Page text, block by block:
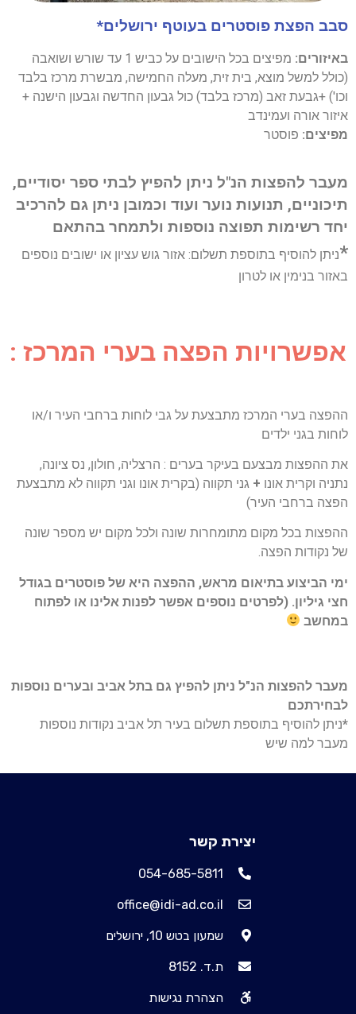
סבב הפצת פוסטרים בעוטף ירושלים*
באיזורים:
מפיצים בכל הישובים על כביש 1 עד שורש ושואבה
(כולל למשל מוצא, בית זית, מעלה החמישה, מבשרת מרכז בלבד
וכו') +גבעת זאב (מרכז בלבד) כול גבעון החדשה וגבעון הישנה +
איזור אורה ועמינדב
מפיצים: פוסטר
מעבר להפצות הנ"ל ניתן להפיץ לבתי ספר יסודיים,
תיכוניים, תנועות נוער ועוד וכמובן ניתן גם להרכיב
יחד רשימות תפוצה נוספות ולתמחר בהתאם
*ניתן להוסיף בתוספת תשלום: אזור גוש עציון או ישובים נוספים
באזור בנימין או לטרון
אפשרויות הפצה בערי המרכז :
ההפצה בערי המרכז מתבצעת על גבי לוחות ברחבי העיר ו/או
לוחות בגני ילדים
את ההפצות מבצעם בעיקר בערים : הרצליה, חולון, נס ציונה,
נתניה וקרית אונו + גני תקווה (בקרית אונו וגני תקווה לא מתבצעת
הפצה ברחבי העיר)
ההפצות בכל מקום מתומחרות שונה ולכל מקום יש מספר שונה
של נקודות הפצה.
ימי הביצוע בתיאום מראש, ההפצה היא של פוסטרים בגודל
חצי גיליון. (לפרטים נוספים אפשר לפנות אלינו או לפתוח
במחשב
מעבר להפצות הנ"ל ניתן להפיץ גם בתל אביב ובערים נוספות
לבחירתכם
*ניתן להוסיף בתוספת תשלום בעיר תל אביב נקודות נוספות
מעבר למה שיש
יצירת קשר
054-685-5811
office@idi-ad.co.il
שמעון בטש 10, ירושלים
ת.ד. 8152
הצהרת נגישות